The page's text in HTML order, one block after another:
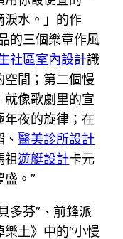
淚水。」的作
的三個樂章作風
社區室內設計識
空間；第二個慢
就像歌劇里的宣
年夜的旋律；在
、醫美診所設計
祖遊艇設計卡元
。”
多芬”、前鋒派
土》中的“小慢